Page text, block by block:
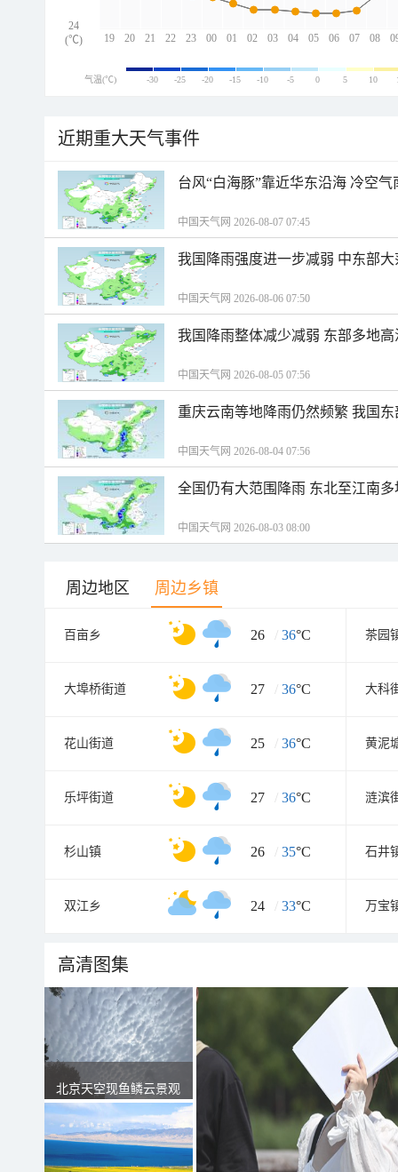
19 20 21 22 23 00 01 02 03 04 05 06 07 08
24
(℃)
气温(℃) -30 -25 -20 -15 -10 -5 0 5 10
近期重大天气事件
台风“白海豚”靠近华东沿海 冷空
中国天气网 2026-08-07 07:45
我国降雨强度进一步减弱 中东部
中国天气网 2026-08-06 07:50
我国降雨整体减少减弱 东部多地
中国天气网 2026-08-05 07:56
重庆云南等地降雨仍然频繁 我国
中国天气网 2026-08-04 07:56
全国仍有大范围降雨 东北至江南
中国天气网 2026-08-03 08:00
周边地区 周边乡镇
百亩乡 26 / 36°C 茶园
大埠桥街道 27 / 36°C 大科
花山街道 25 / 36°C 黄泥
乐坪街道 27 / 36°C 涟滨
杉山镇 26 / 35°C 石井
双江乡 24 / 33°C 万宝
高清图集
北京天空现鱼鳞云景观